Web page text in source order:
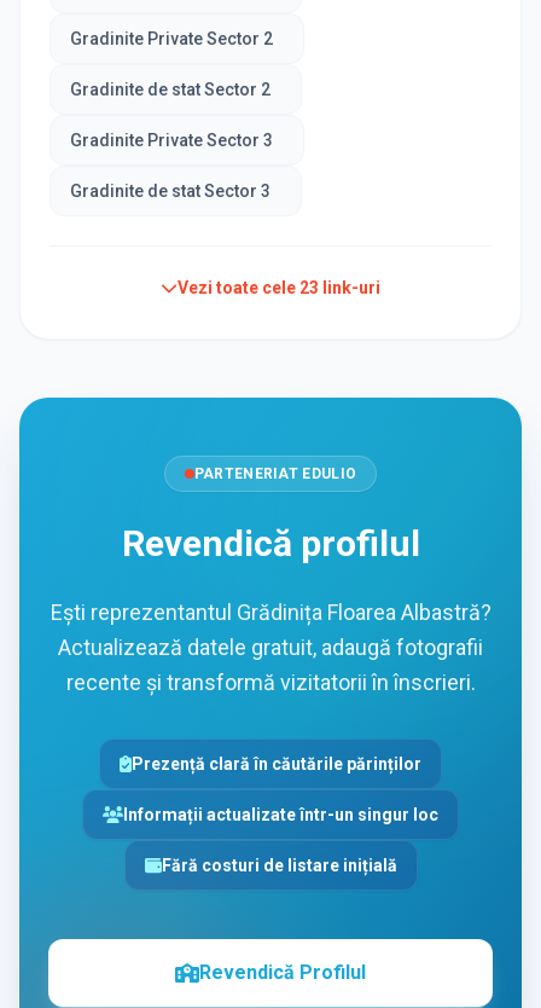
Gradinite Private Sector 2
Gradinite de stat Sector 2
Gradinite Private Sector 3
Gradinite de stat Sector 3
Vezi toate cele 23 link-uri
PARTENERIAT EDULIO
Revendică profilul
Ești reprezentantul Grădinița Floarea Albastră?
Actualizează datele gratuit, adaugă fotografii
recente și transformă vizitatorii în înscrieri.
Prezență clară în căutările părinților
Informații actualizate într-un singur loc
Fără costuri de listare inițială
Revendică Profilul